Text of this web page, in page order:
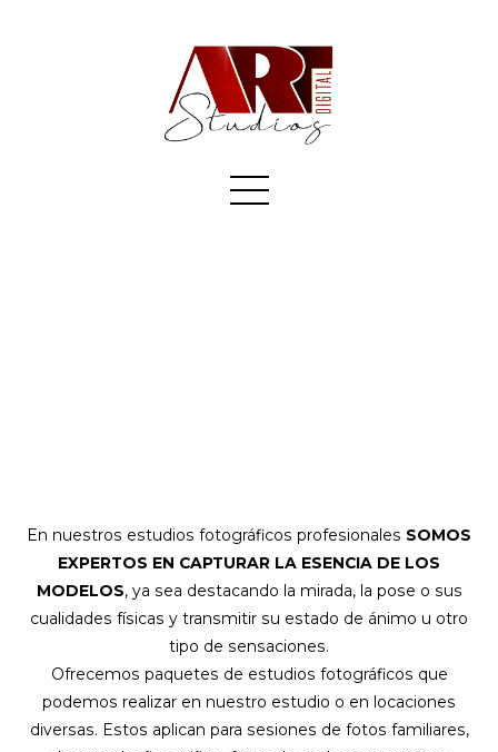
En nuestros estudios fotográficos profesionales SOMOS
EXPERTOS EN CAPTURAR LA ESENCIA DE LOS
MODELOS, ya sea destacando la mirada, la pose o sus
cualidades físicas y transmitir su estado de ánimo u otro
tipo de sensaciones.
Ofrecemos paquetes de estudios fotográficos que
podemos realizar en nuestro estudio o en locaciones
diversas. Estos aplican para sesiones de fotos familiares,